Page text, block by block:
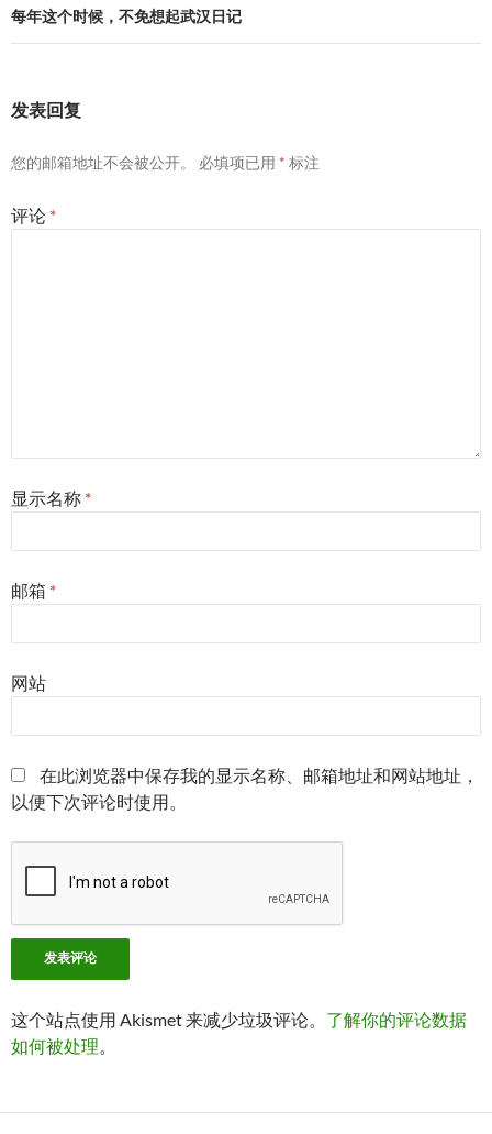
章
航
每年这个时候，不免想起武汉日记
发表回复
您的邮箱地址不会被公开。 必填项已用 * 标注
评论 *
显示名称 *
邮箱 *
网站
在此浏览器中保存我的显示名称、邮箱地址和网站地址，
以便下次评论时使用。
这个站点使用 Akismet 来减少垃圾评论。 了解你的评论数据
如何被处理。